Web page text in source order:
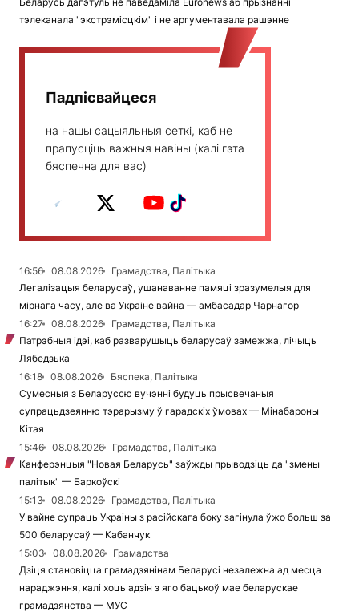
тэлеканала "экстрэмісцкім" і не аргументавала рашэнне
Падпісвайцеся
на нашы сацыяльныя сеткі, каб не
прапусціць важныя навіны (калі гэта
бяспечна для вас)
16:56 08.08.2026
Грамадства, Палітыка
Легалізацыя беларусаў, ушанаванне памяці зразумелыя для
мірнага часу, але ва Украіне вайна — амбасадар Чарнагор
16:27
08.08.2026
Грамадства, Палітыка
Патрэбныя ідэі, каб разварушыць беларусаў замежжа, лічыць
Лябедзька
16:18
08.08.2026
Бяспека, Палітыка
Сумесныя з Беларуссю вучэнні будуць прысвечаныя
супрацьдзеянню тэрарызму ў гарадскіх ўмовах — Мінабароны
Кітая
15:46
08.08.2026
Грамадства, Палітыка
Канферэнцыя "Новая Беларусь" заўжды прыводзіць да "змены
палітык" — Баркоўскі
15:13
08.08.2026
Грамадства, Палітыка
У вайне супраць Украіны з расійскага боку загінула ўжо больш за
500 беларусаў — Кабанчук
15:03
08.08.2026
Грамадства
Дзіця становіцца грамадзянінам Беларусі незалежна ад месца
нараджэння, калі хоць адзін з яго бацькоў мае беларускае
грамадзянства — МУС